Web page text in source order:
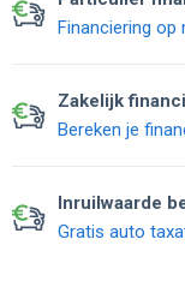
Financiering
Zakelijk
Bereken je
Inruilwaarde
Gratis auto